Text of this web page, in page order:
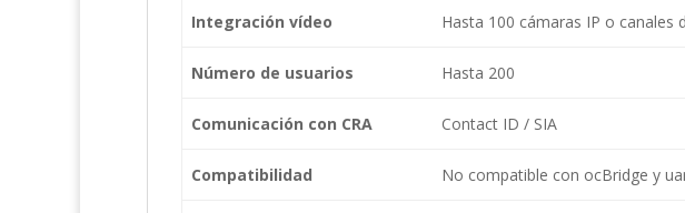
Integración vídeo Hasta 100 cámaras IP o canales
Número de usuarios Hasta 200
Comunicación con CRA Contact ID / SIA
Compatibilidad No compatible con ocBridge y